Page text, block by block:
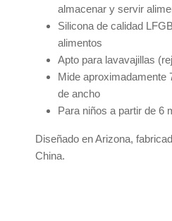
almacenar y servir
Silicona de calidad
alimentos
Apto para lavavajillas
Mide aproximadamente
de ancho
Para niños a partir de 6
Diseñado en Arizona,
China.